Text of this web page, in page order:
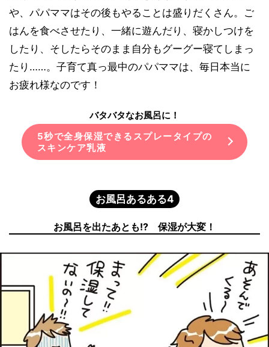
や、パパママはその後もやることは盛りだくさん。ご
はんを食べさせたり、一緒に遊んだり、寝かしつけを
したり、そしたらそのまま自分もグーグー寝てしまっ
たり……。子育て真っ最中のパパママは、毎日本当に
お疲れ様なのです！
バタバタなお風呂に！
5秒で全身保湿できるスプレータイプの
スキンケア乳液
お風呂あるある4
お風呂を出たあとも!? 保湿が大変！